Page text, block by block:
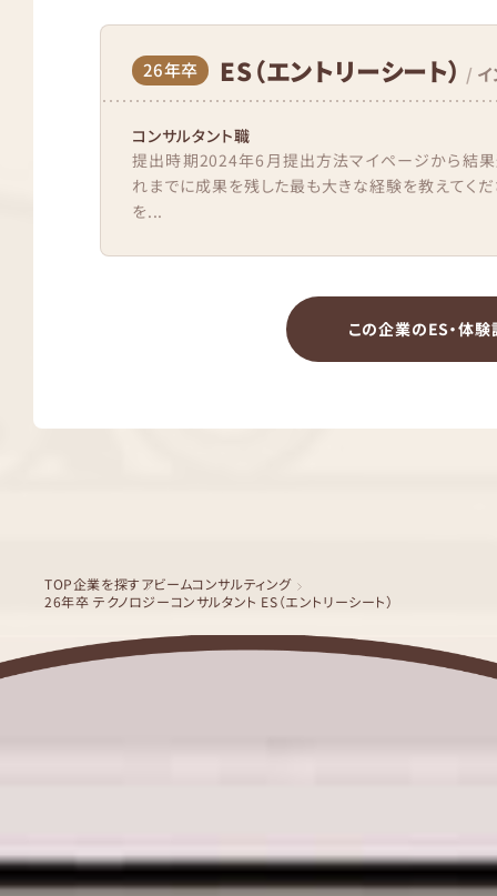
26年卒 ES（エントリーシート） /
コンサルタント職
提出時期2024年6月提出方法マイページから結
れまでに成果を残した最も大きな経験を教えてく
を...
この企業のES・体験
TOP企業を探すアビームコンサルティング
26年卒 テクノロジーコンサルタント ES（エントリーシート）